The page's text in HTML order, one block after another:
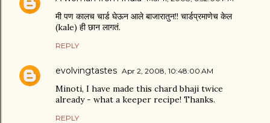
मी पण कालच चार्ड घेऊन आले बाजारातुन!! चार्डप्रमाणेच केल
(kale) ही छान लागतं.
REPLY
evolvingtastes Apr 2, 2008, 10:48:00 AM
Minoti, I have made this chard bhaji twice
already - what a keeper recipe! Thanks.
REPLY